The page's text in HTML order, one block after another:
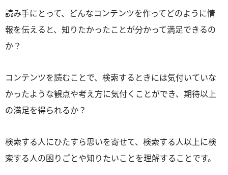
読み手にとって、どんなコンテンツを作ってどのように情
報を伝えると、知りたかったことが分かって満足できるの
か？
コンテンツを読むことで、検索するときには気付いていな
かったような観点や考え方に気付くことができ、期待以上
の満足を得られるか？
検索する人にひたすら思いを寄せて、検索する人以上に検
索する人の困りごとや知りたいことを理解することです。